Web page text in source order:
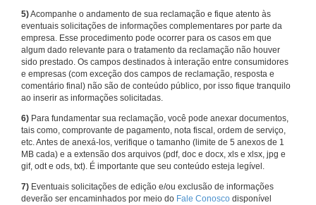
5)Acompanhe o andamento de sua reclamação e fique atento às
eventuais solicitações de informações complementares por parte da
empresa. Esse procedimento pode ocorrer para os casos em que
algum dado relevante para o tratamento da reclamação não houver
sido prestado. Os campos destinados à interação entre consumidores
e empresas (com exceção dos campos de reclamação, resposta e
comentário final) não são de conteúdo público, por isso fique tranquilo
ao inserir as informações solicitadas.
6) Para fundamentar sua reclamação, você pode anexar documentos,
tais como, comprovante de pagamento, nota fiscal, ordem de serviço,
etc. Antes de anexá-los, verifique o tamanho (limite de 5 anexos de 1
MB cada) e a extensão dos arquivos (pdf, doc e docx, xls e xlsx, jpg e
gif, odt e ods, txt). É importante que seu conteúdo esteja legível.
7) Eventuais solicitações de edição e/ou exclusão de informações
deverão ser encaminhados por meio do Fale Conosco disponível